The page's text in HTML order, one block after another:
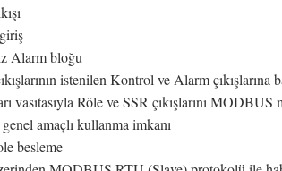
Alarm bloğu
istenilen Kontrol ve Alarm çıkışlarına
vasıtasıyla Röle ve SSR çıkışlarını
amaçlı kullanma imkanı
besleme